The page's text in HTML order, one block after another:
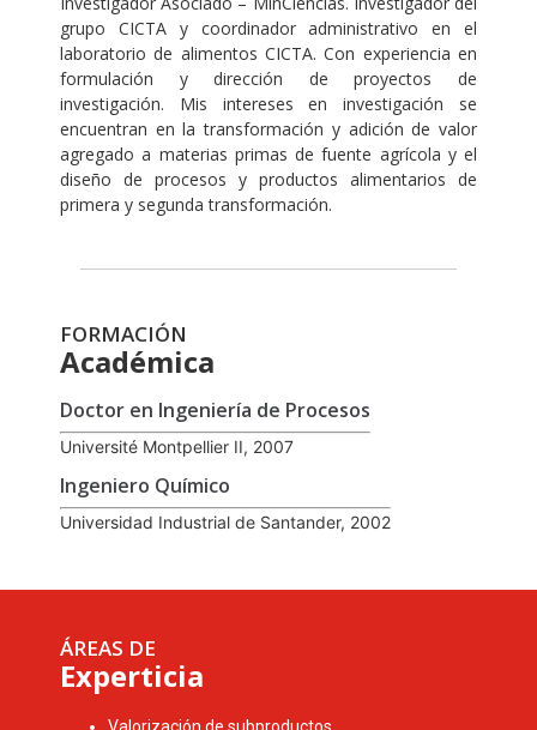
grupo CICTA y coordinador administrativo en el
laboratorio de alimentos CICTA. Con experiencia en
formulación y dirección de proyectos de
investigación. Mis intereses en investigación se
encuentran en la transformación y adición de valor
agregado a materias primas de fuente agrícola y el
diseño de procesos y productos alimentarios de
primera y segunda transformación.
FORMACIÓN
Académica
Doctor en Ingeniería de Procesos
Université Montpellier II, 2007
Ingeniero Químico
Universidad Industrial de Santander, 2002
ÁREAS DE
Experticia
Valorización de subproductos